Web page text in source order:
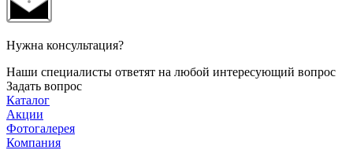
Нужна консультация?
Наши специалисты ответят на любой интересующий вопрос
Задать вопрос
Каталог
Акции
Фотогалерея
Компания